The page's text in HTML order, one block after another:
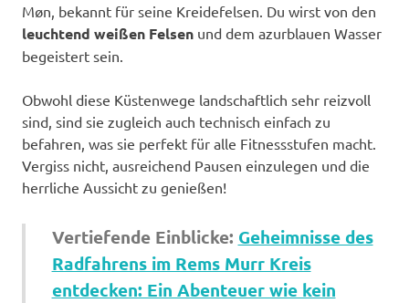
Møn, bekannt für seine Kreidefelsen. Du wirst von den
leuchtend weißen Felsen und dem azurblauen Wasser
begeistert sein.
Obwohl diese Küstenwege landschaftlich sehr reizvoll
sind, sind sie zugleich auch technisch einfach zu
befahren, was sie perfekt für alle Fitnessstufen macht.
Vergiss nicht, ausreichend Pausen einzulegen und die
herrliche Aussicht zu genießen!
Vertiefende Einblicke: Geheimnisse des
Radfahrens im Rems Murr Kreis
entdecken: Ein Abenteuer wie kein